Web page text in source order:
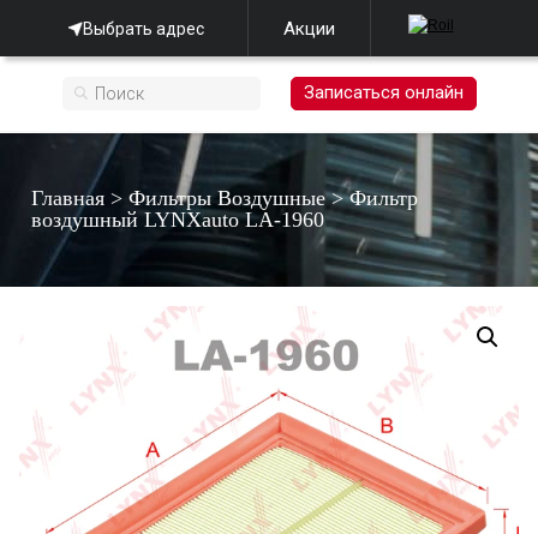
Выбрать адрес Акции
Записаться онлайн
Главная >Фильтры Воздушные>Фильтр
воздушный LYNXauto LA-1960